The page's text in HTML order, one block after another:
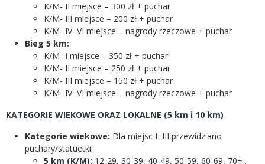
K/M- II miejsce – 300 zł + puchar
K/M- III miejsce – 200 zł + puchar
K/M- IV–VI miejsce – nagrody rzeczowe + puchar
Bieg 5 km:
K/M- I miejsce – 350 zł + puchar
K/M- II miejsce – 250 zł + puchar
K/M- III miejsce – 150 zł + puchar
K/M- IV–VI miejsce – nagrody rzeczowe + puchar
KATEGORIE WIEKOWE ORAZ LOKALNE (5 km i 10 km)
Kategorie wiekowe: Dla miejsc I–III przewidziano
puchary/statuetki.
5 km (K/M): 12-29, 30-39, 40-49, 50-59, 60-69, 70+ .